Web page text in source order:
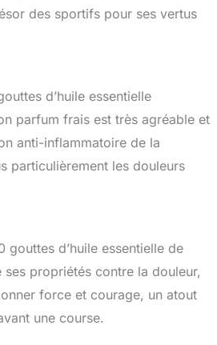
des sportifs pour ses vertus
d’huile essentielle
parfum frais est très agréable et
anti-inflammatoire de la
particulièrement les douleurs
gouttes d’huile essentielle de
propriétés contre la douleur,
force et courage, un atout
une course.